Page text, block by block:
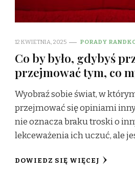
12 KWIETNIA, 2025 PORADY
Co by było, gdybyś
przejmować tym, co
Wyobraź sobie świat, w
przejmować się opiniami
nie oznacza braku troski o
lekceważenia ich uczuć, ale
DOWIEDZ SIĘ WIĘCEJ